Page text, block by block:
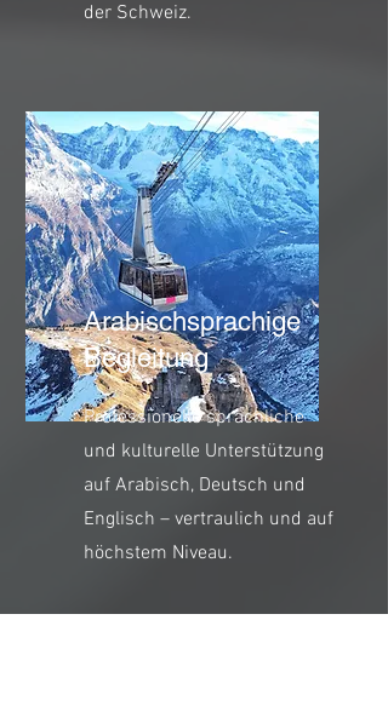
der Schweiz.
Arabischsprachige
Begleitung
Professionelle sprachliche
und kulturelle Unterstützung
auf Arabisch, Deutsch und
Englisch – vertraulich und auf
höchstem Niveau.